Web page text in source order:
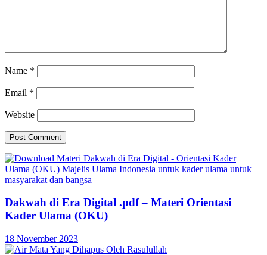
Name *
Email *
Website
Dakwah di Era Digital .pdf – Materi Orientasi
Kader Ulama (OKU)
18 November 2023